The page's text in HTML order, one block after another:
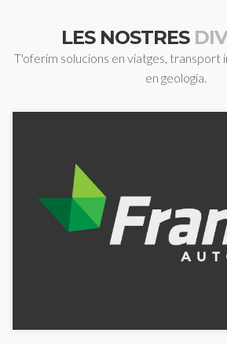
LES NOSTRES
T'oferim solucions en viatges, transport
en geologia.